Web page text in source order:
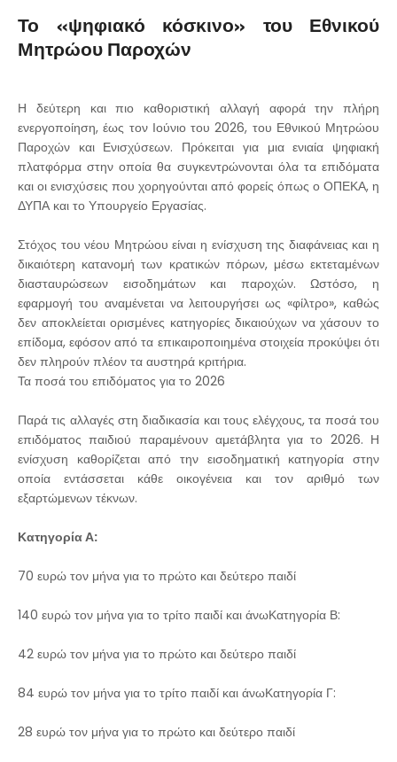
Το «ψηφιακό κόσκινο» του Εθνικού
Μητρώου Παροχών
Η δεύτερη και πιο καθοριστική αλλαγή αφορά την πλήρη
ενεργοποίηση, έως τον Ιούνιο του 2026, του Εθνικού Μητρώου
Παροχών και Ενισχύσεων. Πρόκειται για μια ενιαία ψηφιακή
πλατφόρμα στην οποία θα συγκεντρώνονται όλα τα επιδόματα
και οι ενισχύσεις που χορηγούνται από φορείς όπως ο ΟΠΕΚΑ, η
ΔΥΠΑ και το Υπουργείο Εργασίας.
Στόχος του νέου Μητρώου είναι η ενίσχυση της διαφάνειας και η
δικαιότερη κατανομή των κρατικών πόρων, μέσω εκτεταμένων
διασταυρώσεων εισοδημάτων και παροχών. Ωστόσο, η
εφαρμογή του αναμένεται να λειτουργήσει ως «φίλτρο», καθώς
δεν αποκλείεται ορισμένες κατηγορίες δικαιούχων να χάσουν το
επίδομα, εφόσον από τα επικαιροποιημένα στοιχεία προκύψει ότι
δεν πληρούν πλέον τα αυστηρά κριτήρια.
Τα ποσά του επιδόματος για το 2026
Παρά τις αλλαγές στη διαδικασία και τους ελέγχους, τα ποσά του
επιδόματος παιδιού παραμένουν αμετάβλητα για το 2026. Η
ενίσχυση καθορίζεται από την εισοδηματική κατηγορία στην
οποία εντάσσεται κάθε οικογένεια και τον αριθμό των
εξαρτώμενων τέκνων.
Κατηγορία Α:
70 ευρώ τον μήνα για το πρώτο και δεύτερο παιδί
140 ευρώ τον μήνα για το τρίτο παιδί και άνωΚατηγορία Β:
42 ευρώ τον μήνα για το πρώτο και δεύτερο παιδί
84 ευρώ τον μήνα για το τρίτο παιδί και άνωΚατηγορία Γ:
28 ευρώ τον μήνα για το πρώτο και δεύτερο παιδί